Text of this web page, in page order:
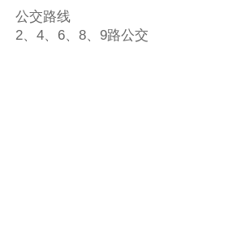
公交路线
2、4、6、8、9路公交